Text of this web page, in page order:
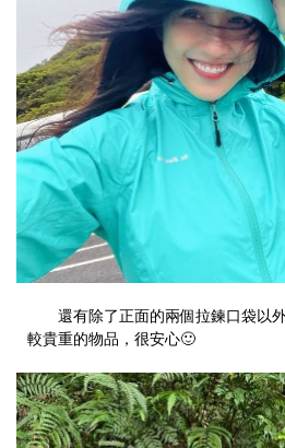
還有除了正面的兩個拉鍊口袋以
較貴重的物品，很安心🙂